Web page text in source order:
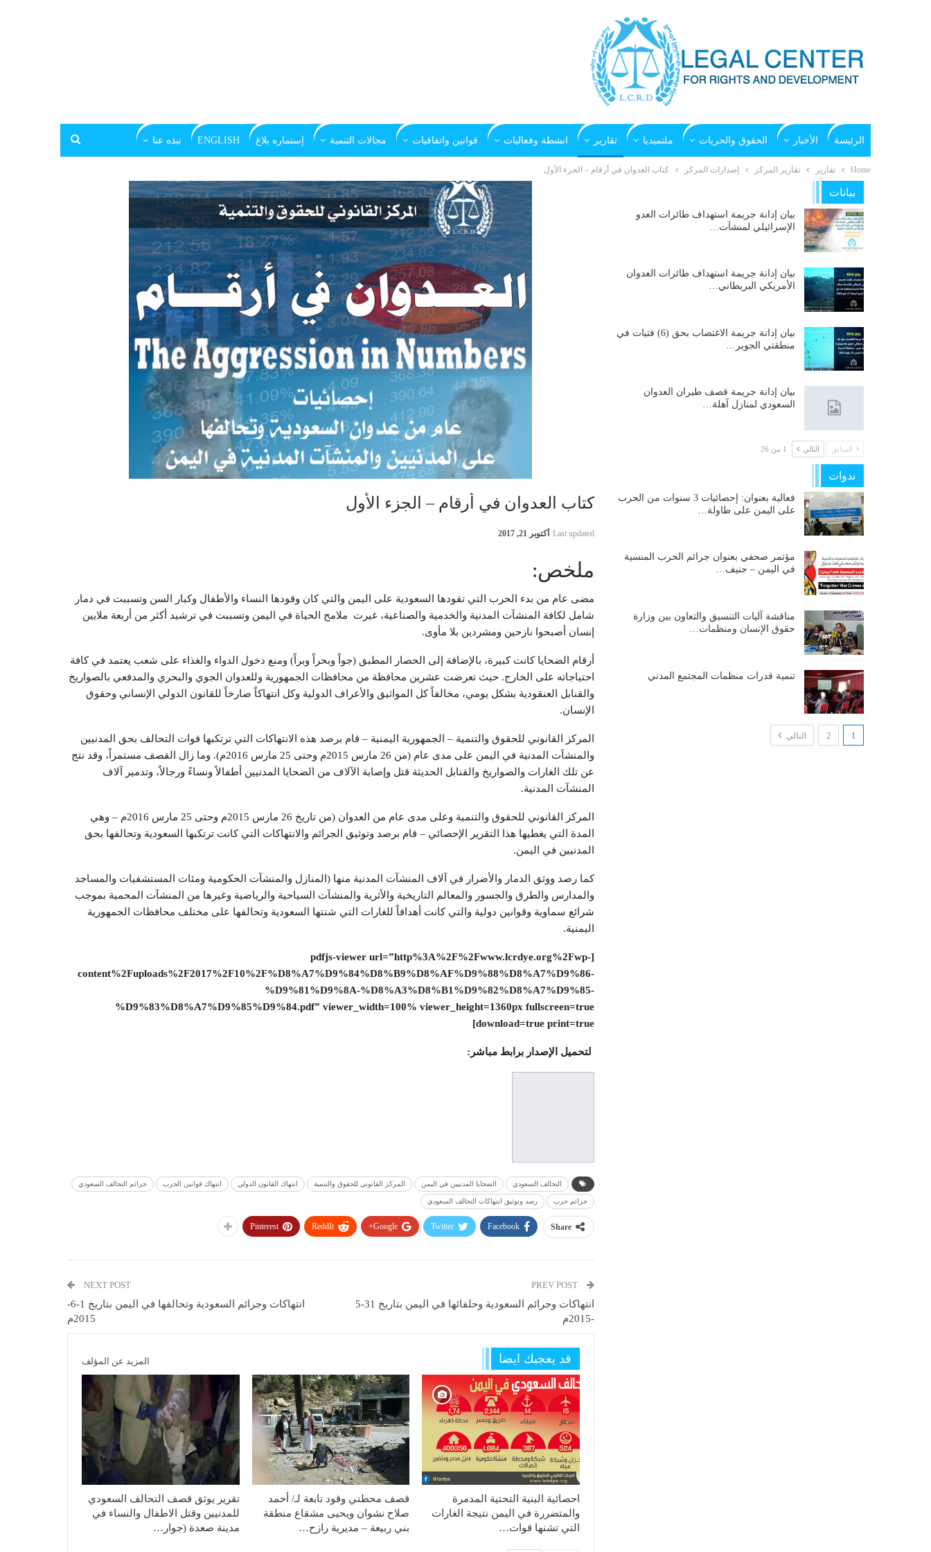
الرئيسة الأخبار الحقوق والحريات ملتميديا تقارير انشطة وفعاليات قوانين واتفاقيات مجالات التنمية إستماره بلاغ ENGLISH نبذه عنا
Home تقارير تقارير المركز إصدارات المركز كتاب العدوان في أرقام – الجزء الأول
كتاب العدوان في أرقام – الجزء الأول
Last updated أكتوبر 21, 2017
ملخص:
مضى عام من بدء الحرب التي تقودها السعودية على اليمن والتي كان وقودها النساء والأطفال وكبار السن وتسببت في دمار
شامل لكافة المنشآت المدنية والخدمية والصناعية، غيرت ملامح الحياة في اليمن وتسببت في ترشيد أكثر من أربعة ملايين
إنسان أصبحوا نازحين ومشردين بلا مأوى.
أرقام الضحايا كانت كبيرة، بالإضافة إلى الحصار المطبق (جواً وبحراً وبراً) ومنع دخول الدواء والغذاء على شعب يعتمد في كافة
احتياجاته على الخارج. حيث تعرضت عشرين محافظة من محافظات الجمهورية وللعدوان الجوي والبحري والمدفعي بالصواريخ
والقنابل العنقودية بشكل يومي، مخالفاً كل المواثيق والأعراف الدولية وكل انتهاكاً صارخاً للقانون الدولي الإنساني وحقوق
الإنسان.
المركز القانوني للحقوق والتنمية – الجمهورية اليمنية – قام برصد هذه الانتهاكات التي ترتكبها قوات التحالف بحق المدنيين
والمنشآت المدنية في اليمن على مدى عام (من 26 مارس 2015م وحتى 25 مارس 2016م). وما زال القصف مستمراً، وقد نتج
عن تلك الغارات والصواريخ والقنابل الحديثة قتل وإصابة الآلاف من الضحايا المدنيين أطفالاً ونساءً ورجالاً، وتدمير آلاف
المنشآت المدنية.
المركز القانوني للحقوق والتنمية وعلى مدى عام من العدوان (من تاريخ 26 مارس 2015م وحتى 25 مارس 2016م – وهي
المدة التي يغطيها هذا التقرير الإحصائي – قام برصد وتوثيق الجرائم والانتهاكات التي كانت ترتكبها السعودية وتحالفها بحق
المدنيين في اليمن.
كما رصد ووثق الدمار والأضرار في آلاف المنشآت المدنية منها (المنازل والمنشآت الحكومية ومئات المستشفيات والمساجد
والمدارس والطرق والجسور والمعالم التاريخية والأثرية والمنشآت السياحية والرياضية وغيرها من المنشآت المحمية بموجب
شرائع سماوية وقوانين دولية والتي كانت أهدافاً للغارات التي شنتها السعودية وتحالفها على مختلف محافظات الجمهورية
اليمنية.
[pdfjs-viewer url=”http%3A%2F%2Fwww.lcrdye.org%2Fwp-
content%2Fuploads%2F2017%2F10%2F%D8%A7%D9%84%D8%B9%D8%AF%D9%88%D8%A7%D9%86-
%D9%81%D9%8A-%D8%A3%D8%B1%D9%82%D8%A7%D9%85-
%D9%83%D8%A7%D9%85%D9%84.pdf” viewer_width=100% viewer_height=1360px fullscreen=true
download=true print=true]
لتحميل الإصدار برابط مباشر:
التحالف السعودي الضحايا المدنيين في اليمن المركز القانوني للحقوق والتنمية انتهاك القانون الدولي انتهاك قوانين الحرب جرائم التحالف السعودي
جرائم حرب رصد وتوثيق انتهاكات التحالف السعودي
Share
Facebook
Twitter
Google+
ReddIt
Pinterest
PREV POST
انتهاكات وجرائم السعودية وحلفائها في اليمن بتاريخ 31-5
-2015م
NEXT POST
انتهاكات وجرائم السعودية وتحالفها في اليمن بتاريخ 1-6-
2015م
قد يعجبك ايضا المزيد عن المؤلف
احصائية البنية التحتية المدمرة
والمتضررة في اليمن نتيجة الغارات
التي تشنها قوات…
قصف محطتي وقود تابعة لـ/ أحمد
صلاح نشوان ويحيى مشقاع منطقة
بني ربيعة – مديرية رازح…
تقرير يوثق قصف التحالف السعودي
للمدنيين وقتل الاطفال والنساء في
مدينة صعدة (جوار…
بيانات
بيان إدانة جريمة استهداف طائرات العدو
الإسرائيلي لمنشآت…
بيان إدانة جريمة استهداف طائرات العدوان
الأمريكي البريطاني…
بيان إدانة جريمة الاغتصاب بحق (6) فتيات في
منطقتي الجوير…
بيان إدانة جريمة قصف طيران العدوان
السعودي لمنازل آهلة…
السابق التالي 1 من 26
ندوات
فعالية بعنوان: إحصائيات 3 سنوات من الحرب
على اليمن على طاولة…
مؤتمر صحفي بعنوان جرائم الحرب المنسية
في اليمن – جنيف…
مناقشة آليات التنسيق والتعاون بين وزارة
حقوق الإنسان ومنظمات…
تنمية قدرات منظمات المجتمع المدني
1
2 التالي